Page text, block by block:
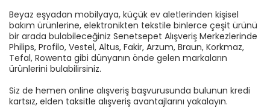
Beyaz eşyadan mobilyaya, küçük ev aletlerinden kişisel
bakım ürünlerine, elektronikten tekstile binlerce çeşit ürünü
bir arada bulabileceğiniz Senetsepet Alışveriş Merkezlerinde
Philips, Profilo, Vestel, Altus, Fakir, Arzum, Braun, Korkmaz,
Tefal, Rowenta gibi dünyanın önde gelen markaların
ürünlerini bulabilirsiniz.
Siz de hemen online alışveriş başvurusunda bulunun kredi
kartsız, elden taksitle alışveriş avantajlarını yakalayın.